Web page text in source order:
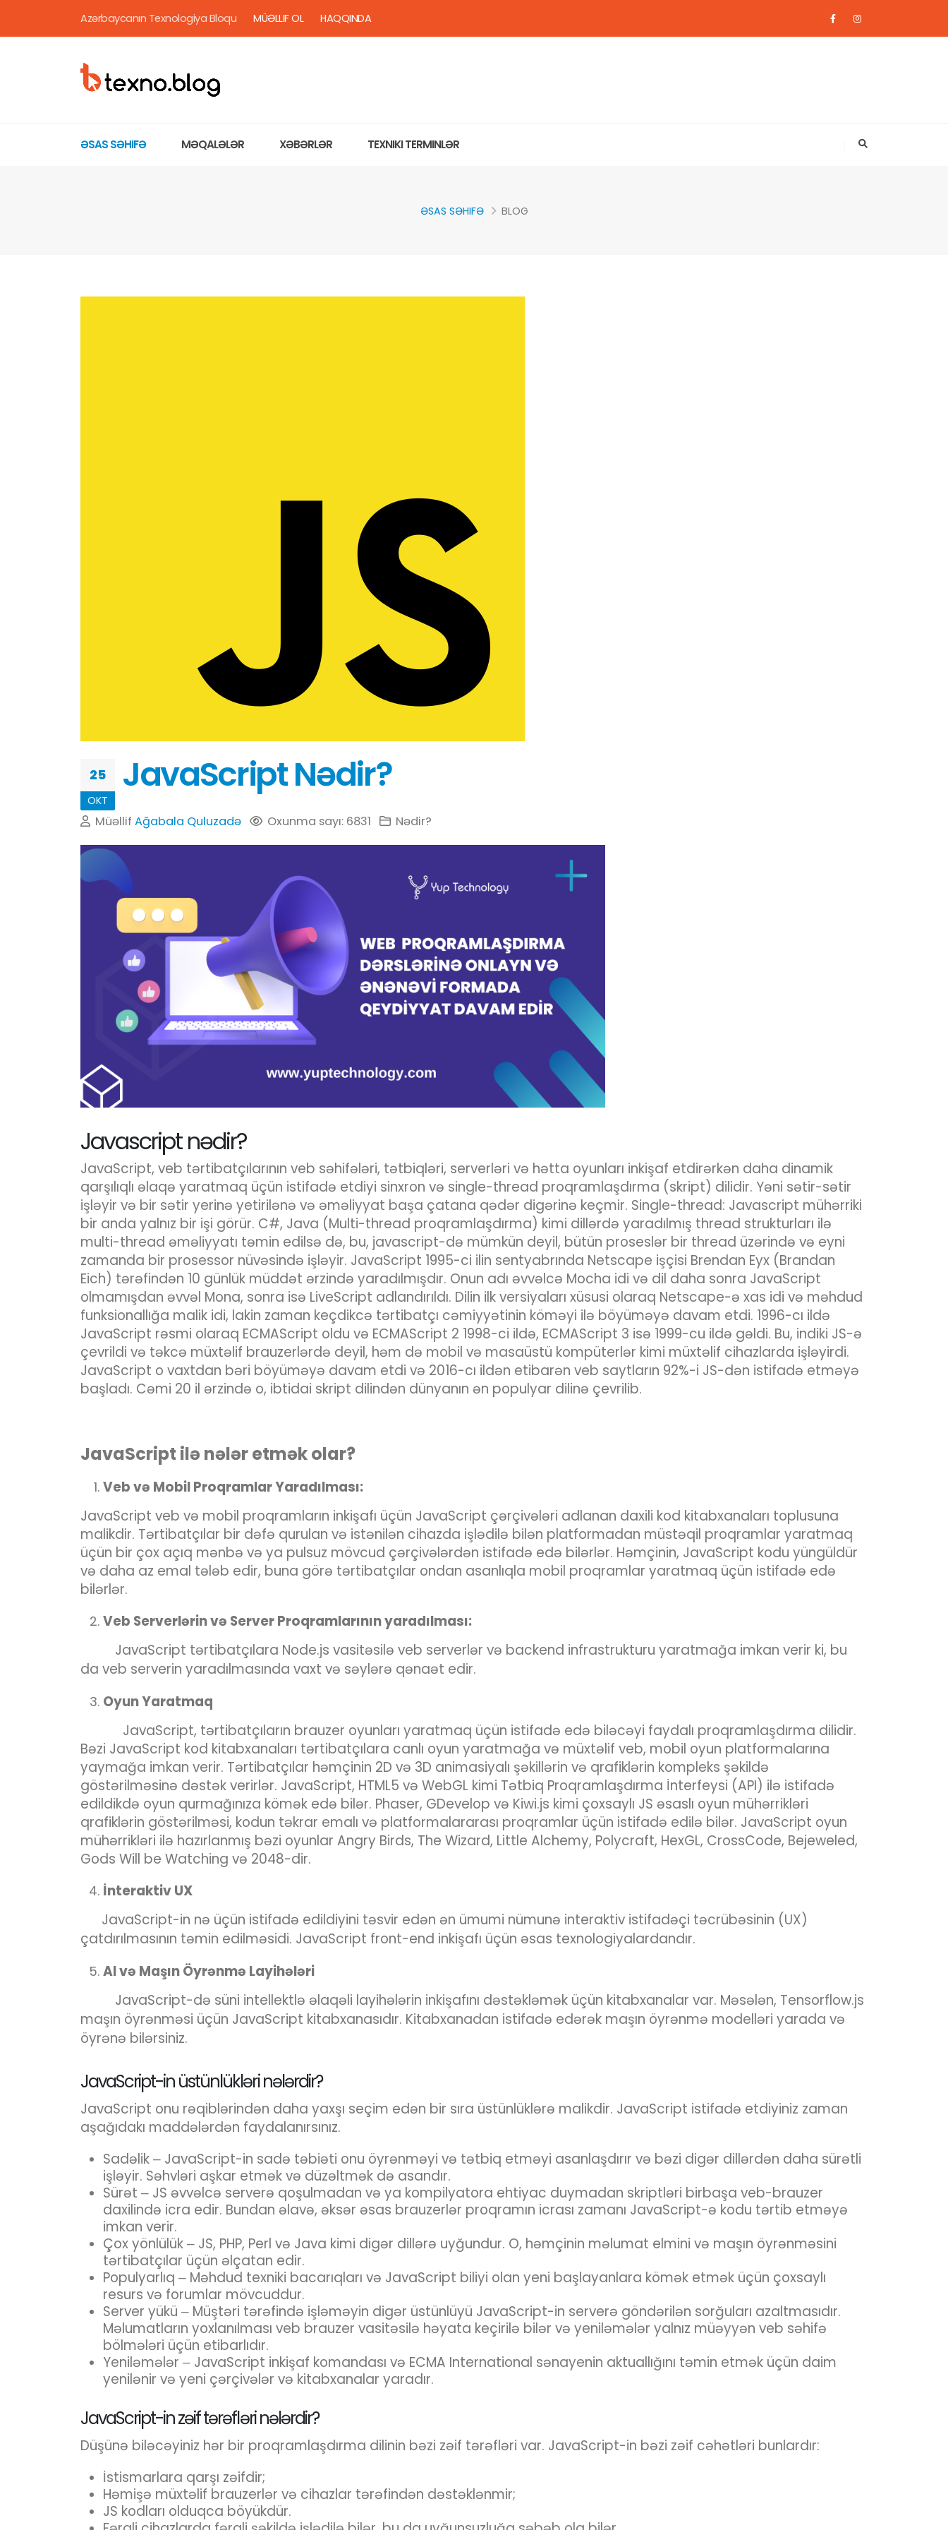
Azərbaycanın Texnologiya Bloqu MÜƏLLIF OL HAQQINDA
ƏSAS SƏHIFƏ MƏQALƏLƏR XƏBƏRLƏR TEXNIKI TERMINLƏR
ƏSAS SƏHIFƏ BLOG
25
OKT
JavaScript Nədir?
Müəllif Ağabala Quluzadə Oxunma sayı: 6831 Nədir?
Javascript nədir?
JavaScript, veb tərtibatçılarının veb səhifələri, tətbiqləri, serverləri və hətta oyunları inkişaf etdirərkən daha dinamik
qarşılıqlı əlaqə yaratmaq üçün istifadə etdiyi sinxron və single-thread proqramlaşdırma (skript) dilidir. Yəni sətir-sətir
işləyir və bir sətir yerinə yetirilənə və əməliyyat başa çatana qədər digərinə keçmir. Single-thread: Javascript mühərriki
bir anda yalnız bir işi görür. C#, Java (Multi-thread proqramlaşdırma) kimi dillərdə yaradılmış thread strukturları ilə
multi-thread əməliyyatı təmin edilsə də, bu, javascript-də mümkün deyil, bütün proseslər bir thread üzərində və eyni
zamanda bir prosessor nüvəsində işləyir. JavaScript 1995-ci ilin sentyabrında Netscape işçisi Brendan Eyx (Brandan
Eich) tərəfindən 10 günlük müddət ərzində yaradılmışdır. Onun adı əvvəlcə Mocha idi və dil daha sonra JavaScript
olmamışdan əvvəl Mona, sonra isə LiveScript adlandırıldı. Dilin ilk versiyaları xüsusi olaraq Netscape-ə xas idi və məhdud
funksionallığa malik idi, lakin zaman keçdikcə tərtibatçı cəmiyyətinin köməyi ilə böyüməyə davam etdi. 1996-cı ildə
JavaScript rəsmi olaraq ECMAScript oldu və ECMAScript 2 1998-ci ildə, ECMAScript 3 isə 1999-cu ildə gəldi. Bu, indiki JS-ə
çevrildi və təkcə müxtəlif brauzerlərdə deyil, həm də mobil və masaüstü kompüterlər kimi müxtəlif cihazlarda işləyirdi.
JavaScript o vaxtdan bəri böyüməyə davam etdi və 2016-cı ildən etibarən veb saytların 92%-i JS-dən istifadə etməyə
başladı. Cəmi 20 il ərzində o, ibtidai skript dilindən dünyanın ən populyar dilinə çevrilib.
JavaScript ilə nələr etmək olar?
Veb və Mobil Proqramlar Yaradılması:
JavaScript veb və mobil proqramların inkişafı üçün JavaScript çərçivələri adlanan daxili kod kitabxanaları toplusuna
malikdir. Tərtibatçılar bir dəfə qurulan və istənilən cihazda işlədilə bilən platformadan müstəqil proqramlar yaratmaq
üçün bir çox açıq mənbə və ya pulsuz mövcud çərçivələrdən istifadə edə bilərlər. Həmçinin, JavaScript kodu yüngüldür
və daha az emal tələb edir, buna görə tərtibatçılar ondan asanlıqla mobil proqramlar yaratmaq üçün istifadə edə
bilərlər.
Veb Serverlərin və Server Proqramlarının yaradılması:
JavaScript tərtibatçılara Node.js vasitəsilə veb serverlər və backend infrastrukturu yaratmağa imkan verir ki, bu
da veb serverin yaradılmasında vaxt və səylərə qənaət edir.
Oyun Yaratmaq
JavaScript, tərtibatçıların brauzer oyunları yaratmaq üçün istifadə edə biləcəyi faydalı proqramlaşdırma dilidir.
Bəzi JavaScript kod kitabxanaları tərtibatçılara canlı oyun yaratmağa və müxtəlif veb, mobil oyun platformalarına
yaymağa imkan verir. Tərtibatçılar həmçinin 2D və 3D animasiyalı şəkillərin və qrafiklərin kompleks şəkildə
göstərilməsinə dəstək verirlər. JavaScript, HTML5 və WebGL kimi Tətbiq Proqramlaşdırma İnterfeysi (API) ilə istifadə
edildikdə oyun qurmağınıza kömək edə bilər. Phaser, GDevelop və Kiwi.js kimi çoxsaylı JS əsaslı oyun mühərrikləri
qrafiklərin göstərilməsi, kodun təkrar emalı və platformalararası proqramlar üçün istifadə edilə bilər. JavaScript oyun
mühərrikləri ilə hazırlanmış bəzi oyunlar Angry Birds, The Wizard, Little Alchemy, Polycraft, HexGL, CrossCode, Bejeweled,
Gods Will be Watching və 2048-dir.
İnteraktiv UX
JavaScript-in nə üçün istifadə edildiyini təsvir edən ən ümumi nümunə interaktiv istifadəçi təcrübəsinin (UX)
çatdırılmasının təmin edilməsidi. JavaScript front-end inkişafı üçün əsas texnologiyalardandır.
AI və Maşın Öyrənmə Layihələri
JavaScript-də süni intellektlə əlaqəli layihələrin inkişafını dəstəkləmək üçün kitabxanalar var. Məsələn, Tensorflow.js
maşın öyrənməsi üçün JavaScript kitabxanasıdır. Kitabxanadan istifadə edərək maşın öyrənmə modelləri yarada və
öyrənə bilərsiniz.
JavaScript-in üstünlükləri nələrdir?
JavaScript onu rəqiblərindən daha yaxşı seçim edən bir sıra üstünlüklərə malikdir. JavaScript istifadə etdiyiniz zaman
aşağıdakı maddələrdən faydalanırsınız.
Sadəlik ‒ JavaScript-in sadə təbiəti onu öyrənməyi və tətbiq etməyi asanlaşdırır və bəzi digər dillərdən daha sürətli
işləyir. Səhvləri aşkar etmək və düzəltmək də asandır.
Sürət ‒ JS əvvəlcə serverə qoşulmadan və ya kompilyatora ehtiyac duymadan skriptləri birbaşa veb-brauzer
daxilində icra edir. Bundan əlavə, əksər əsas brauzerlər proqramın icrası zamanı JavaScript-ə kodu tərtib etməyə
imkan verir.
Çox yönlülük ‒ JS, PHP, Perl və Java kimi digər dillərə uyğundur. O, həmçinin məlumat elmini və maşın öyrənməsini
tərtibatçılar üçün əlçatan edir.
Populyarlıq ‒ Məhdud texniki bacarıqları və JavaScript biliyi olan yeni başlayanlara kömək etmək üçün çoxsaylı
resurs və forumlar mövcuddur.
Server yükü ‒ Müştəri tərəfində işləməyin digər üstünlüyü JavaScript-in serverə göndərilən sorğuları azaltmasıdır.
Məlumatların yoxlanılması veb brauzer vasitəsilə həyata keçirilə bilər və yeniləmələr yalnız müəyyən veb səhifə
bölmələri üçün etibarlıdır.
Yeniləmələr ‒ JavaScript inkişaf komandası və ECMA International sənayenin aktuallığını təmin etmək üçün daim
yenilənir və yeni çərçivələr və kitabxanalar yaradır.
JavaScript-in zəif tərəfləri nələrdir?
Düşünə biləcəyiniz hər bir proqramlaşdırma dilinin bəzi zəif tərəfləri var. JavaScript-in bəzi zəif cəhətləri bunlardır:
İstismarlara qarşı zəifdir;
Həmişə müxtəlif brauzerlər və cihazlar tərəfindən dəstəklənmir;
JS kodları olduqca böyükdür.